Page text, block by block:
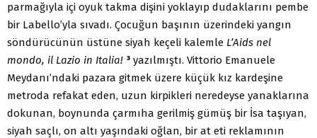
parmağıyla içi oyuk takma dişini yoklayıp dudaklarını pembe
bir Labello’yla sıvadı. Çocuğun başının üzerindeki yangın
söndürücünün üstüne siyah keçeli kalemle L’Aids nel
mondo, il Lazio in Italia! ³ yazılmıştı. Vittorio Emanuele
Meydanı’ndaki pazara gitmek üzere küçük kız kardeşine
metroda refakat eden, uzun kirpikleri neredeyse yanaklarına
dokunan, boynunda çarmıha gerilmiş gümüş bir İsa taşıyan,
siyah saçlı, on altı yaşındaki oğlan, bir at eti reklamının